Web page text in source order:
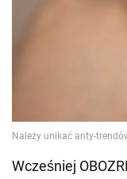
Wcześniej